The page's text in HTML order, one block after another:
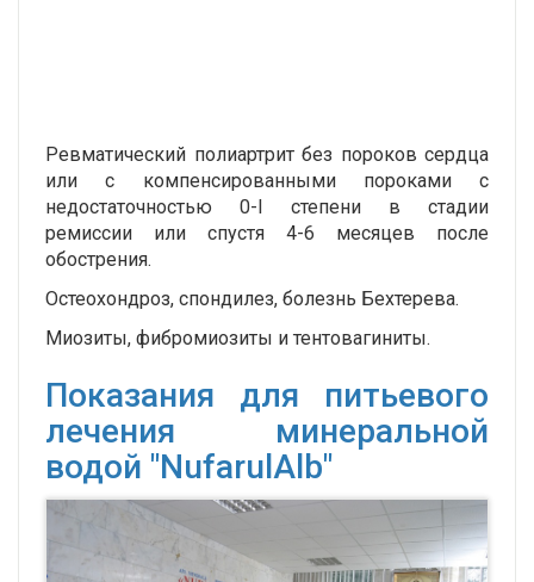
Ревматический полиартрит без пороков сердца
или с компенсированными пороками с
недостаточностью 0-I степени в стадии
ремиссии или спустя 4-6 месяцев после
обострения.
Остеохондроз, спондилез, болезнь Бехтерева.
Миозиты, фибромиозиты и тентовагиниты.
Показания для питьевого
лечения минеральной
водой "NufarulAlb"